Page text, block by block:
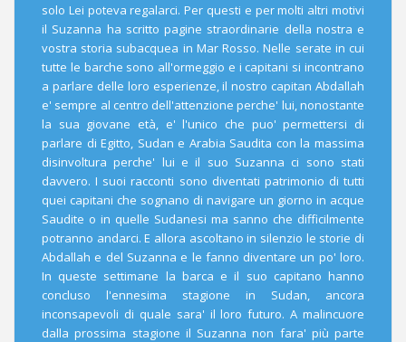
solo Lei poteva regalarci. Per questi e per molti altri motivi
il Suzanna ha scritto pagine straordinarie della nostra e
vostra storia subacquea in Mar Rosso. Nelle serate in cui
tutte le barche sono all'ormeggio e i capitani si incontrano
a parlare delle loro esperienze, il nostro capitan Abdallah
e' sempre al centro dell'attenzione perche' lui, nonostante
la sua giovane età, e' l'unico che puo' permettersi di
parlare di Egitto, Sudan e Arabia Saudita con la massima
disinvoltura perche' lui e il suo Suzanna ci sono stati
davvero. I suoi racconti sono diventati patrimonio di tutti
quei capitani che sognano di navigare un giorno in acque
Saudite o in quelle Sudanesi ma sanno che difficilmente
potranno andarci. E allora ascoltano in silenzio le storie di
Abdallah e del Suzanna e le fanno diventare un po' loro.
In queste settimane la barca e il suo capitano hanno
concluso l'ennesima stagione in Sudan, ancora
inconsapevoli di quale sara' il loro futuro. A malincuore
dalla prossima stagione il Suzanna non fara' più parte